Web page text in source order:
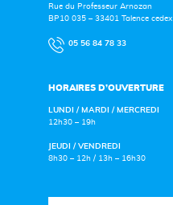
Rue du Professeur Arnozan
BP10 035 – 33401 Talence cedex
05 56 84 78 33
HORAIRES D’OUVERTURE
LUNDI / MARDI / MERCREDI
12h30 – 19h
JEUDI / VENDREDI
8h30 – 12h / 13h – 16h30